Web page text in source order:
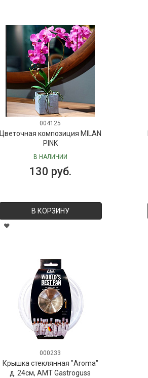
004125
Цветочная композиция MILAN
PINK
В НАЛИЧИИ
130 руб.
В КОРЗИНУ
000233
Крышка стеклянная "Aroma"
д. 24см, AMT Gastroguss